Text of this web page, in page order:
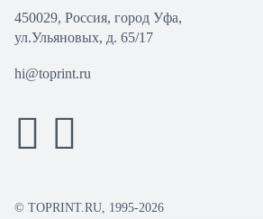
450029, Россия, город Уфа,
ул.Ульяновых, д. 65/17
hi@toprint.ru
© TOPRINT.RU, 1995-2026